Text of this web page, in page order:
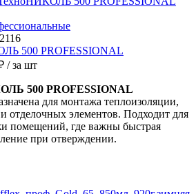
500 PROFESSIONAL
/ за шт
500 PROFESSIONAL
для монтажа теплоизоляции,
отделочных элементов. Подходит для
помещений, где важны быстрая
при отверждении.